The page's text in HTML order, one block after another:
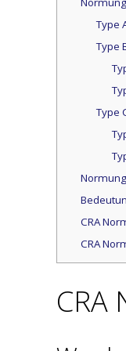
Type
Type
Type
CRA
CRA
CRA